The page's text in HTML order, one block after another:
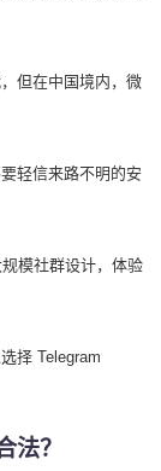
但在中国境内，微
轻信来路不明的安
模社群设计，体验
择 Telegram
法？